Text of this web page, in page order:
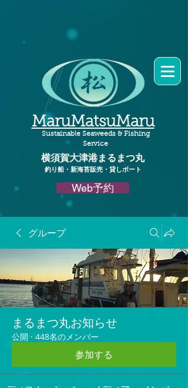
MaruMatsuMaru
Sustainable Seaweeds & Fishing
Service
横須賀大津港まるまつ丸​
釣り船・新海苔販売・貸しボート
Web予約
グループ
まるまつ丸お知らせ
公開 · 448名のメンバー
参加する